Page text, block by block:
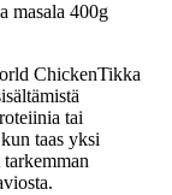
masala 400g
ChickenTikka
tai
taas yksi